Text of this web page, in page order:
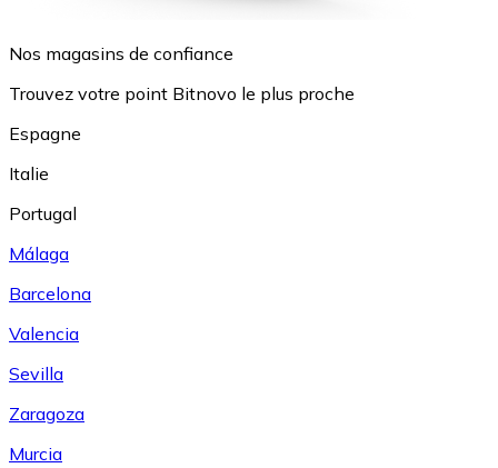
Nos magasins de confiance
Trouvez votre point Bitnovo le plus proche
Espagne
Italie
Portugal
Málaga
Barcelona
Valencia
Sevilla
Zaragoza
Murcia